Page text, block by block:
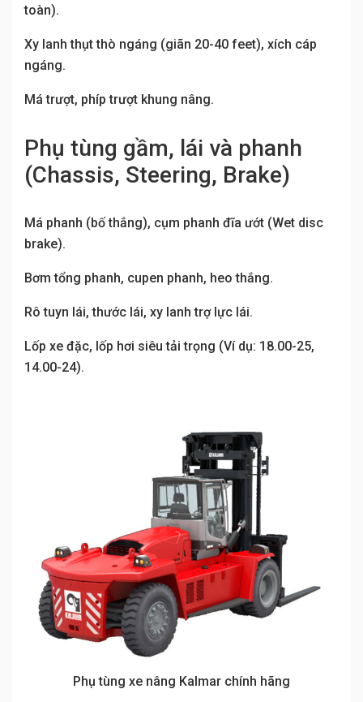
toàn).
Xy lanh thụt thò ngáng (giãn 20-40 feet), xích cáp
ngáng.
Má trượt, phíp trượt khung nâng.
Phụ tùng gầm, lái và phanh
(Chassis, Steering, Brake)
Má phanh (bố thắng), cụm phanh đĩa ướt (Wet disc
brake).
Bơm tổng phanh, cupen phanh, heo thắng.
Rô tuyn lái, thước lái, xy lanh trợ lực lái.
Lốp xe đặc, lốp hơi siêu tải trọng (Ví dụ: 18.00-25,
14.00-24).
Phụ tùng xe nâng Kalmar chính hãng